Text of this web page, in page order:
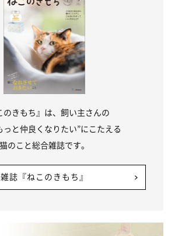
のきもち』は、飼い主さんの
っと仲良くなりたい”にこたえる
猫のこと総合雑誌です。
雑誌『ねこのきもち』